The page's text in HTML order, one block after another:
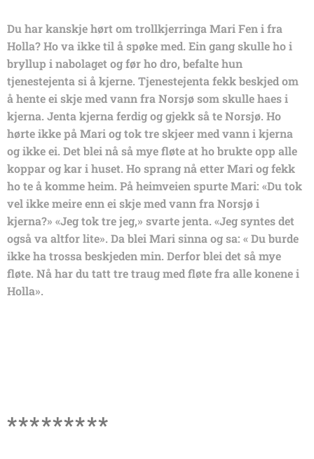
Du har kanskje hørt om trollkjerringa Mari Fen i fra
Holla? Ho va ikke til å spøke med. Ein gang skulle ho i
bryllup i nabolaget og før ho dro, befalte hun
tjenestejenta si å kjerne. Tjenestejenta fekk beskjed om
å hente ei skje med vann fra Norsjø som skulle haes i
kjerna. Jenta kjerna ferdig og gjekk så te Norsjø. Ho
hørte ikke på Mari og tok tre skjeer med vann i kjerna
og ikke ei. Det blei nå så mye fløte at ho brukte opp alle
koppar og kar i huset. Ho sprang nå etter Mari og fekk
ho te å komme heim. På heimveien spurte Mari: «Du tok
vel ikke meire enn ei skje med vann fra Norsjø i
kjerna?» «Jeg tok tre jeg,» svarte jenta. «Jeg syntes det
også va altfor lite». Da blei Mari sinna og sa: « Du burde
ikke ha trossa beskjeden min. Derfor blei det så mye
fløte. Nå har du tatt tre traug med fløte fra alle konene i
Holla».
*********